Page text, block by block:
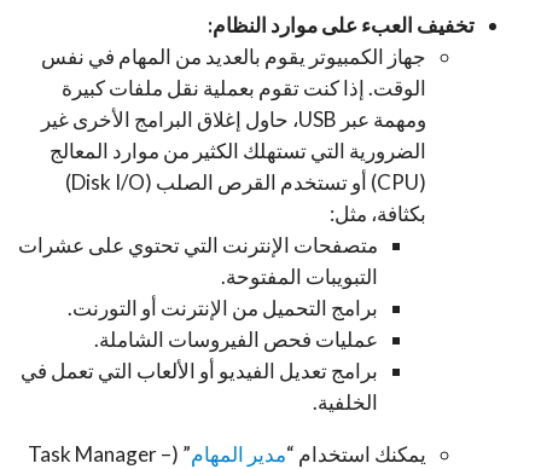
تخفيف العبء على موارد النظام:
جهاز الكمبيوتر يقوم بالعديد من المهام في نفس
الوقت. إذا كنت تقوم بعملية نقل ملفات كبيرة
ومهمة عبر USB، حاول إغلاق البرامج الأخرى غير
الضرورية التي تستهلك الكثير من موارد المعالج
(CPU) أو تستخدم القرص الصلب (Disk I/O)
بكثافة، مثل:
متصفحات الإنترنت التي تحتوي على عشرات
التبويبات المفتوحة.
برامج التحميل من الإنترنت أو التورنت.
عمليات فحص الفيروسات الشاملة.
برامج تعديل الفيديو أو الألعاب التي تعمل في
الخلفية.
يمكنك استخدام “مدير المهام
” (Task Manager –